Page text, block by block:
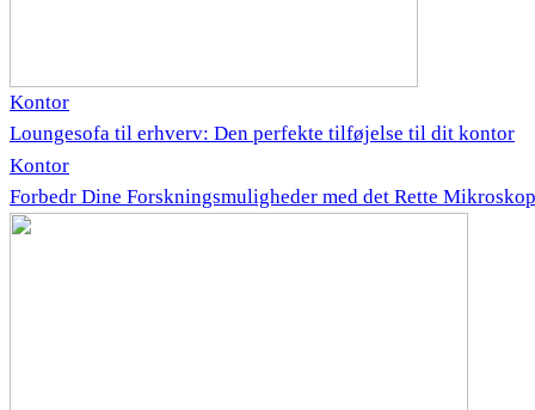
Kontor
Loungesofa til erhverv: Den perfekte tilføjelse til dit kontor
Kontor
Forbedr Dine Forskningsmuligheder med det Rette Mikroskop